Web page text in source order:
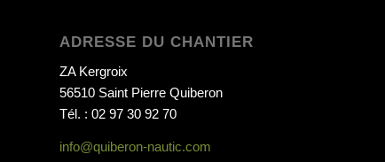
ADRESSE DU CHANTIER
ZA Kergroix
56510 Saint Pierre Quiberon
Tél. : 02 97 30 92 70
info@quiberon-nautic.com